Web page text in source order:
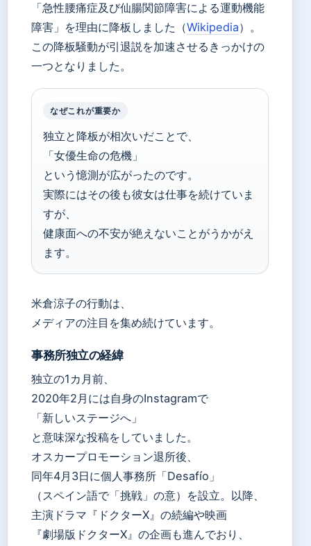
「急性腰痛症及び仙腸関節障害による運動機能
障害」を理由に降板しました（Wikipedia）。
この降板騒動が引退説を加速させるきっかけの
一つとなりました。
なぜこれが重要か
独立と降板が相次いだことで、
「女優生命の危機」
という憶測が広がったのです。
実際にはその後も彼女は仕事を続けていま
すが、
健康面への不安が絶えないことがうかがえ
ます。
米倉涼子の行動は、
メディアの注目を集め続けています。
事務所独立の経緯
独立の1カ月前、
2020年2月には自身のInstagramで
「新しいステージへ」
と意味深な投稿をしていました。
オスカープロモーション退所後、
同年4月3日に個人事務所「Desafío」
（スペイン語で「挑戦」の意）を設立。以降、
主演ドラマ『ドクターX』の続編や映画
『劇場版ドクターX』の企画も進んでおり、